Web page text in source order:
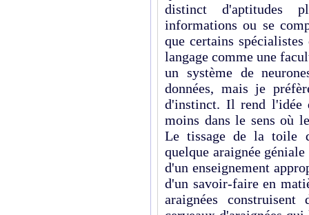
distinct d'aptitudes
informations ou se
que certains
langage comme une
un système de
données, mais je
d'instinct. Il rend l'idée
moins dans le sens où
Le tissage de la toile
quelque araignée
d'un enseignement
d'un savoir-faire en
araignées